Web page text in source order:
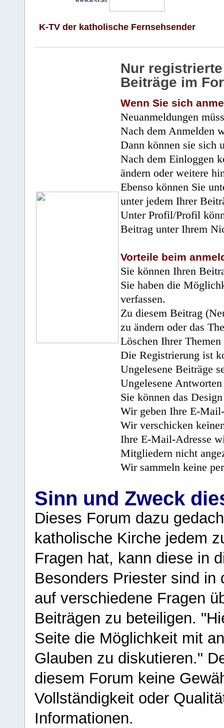
K-TV der katholische Fernsehsender
Nur
Beiträge im
Wenn Sie sich
Neuanmeldungen
Nach dem Anmelden
Dann können sie sich
Nach dem Einloggen
ändern oder weitere
Ebenso können Sie
unter jedem Ihrer
Unter Profil/Profil
Beitrag unter Ihrem
Vorteile beim
Sie können Ihren
Sie haben die
verfassen.
Zu diesem Beitrag
zu ändern oder das
Löschen Ihrer
Die Registrierung ist
Ungelesene Beiträge
Ungelesene
Sie können das
Wir geben Ihre E-
Wir verschicken
Ihre E-Mail-Adresse
Mitgliedern nicht
Wir sammeln keine
Sinn und Zweck
Dieses Forum dazu
katholische Kirche jedem
Fragen hat, kann diese in
Besonders Priester sind in
auf verschiedene Fragen
Beiträgen zu beteiligen.
Seite die Möglichkeit mit
Glauben zu diskutieren."
diesem Forum keine
Vollständigkeit oder
Informationen.